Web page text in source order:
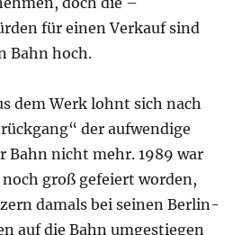
für einen Verkauf sind
Bahn hoch.
dem Werk lohnt sich nach
der aufwendige
Bahn nicht mehr. 1989 war
groß gefeiert worden,
damals bei seinen Berlin-
auf die Bahn umgestiegen